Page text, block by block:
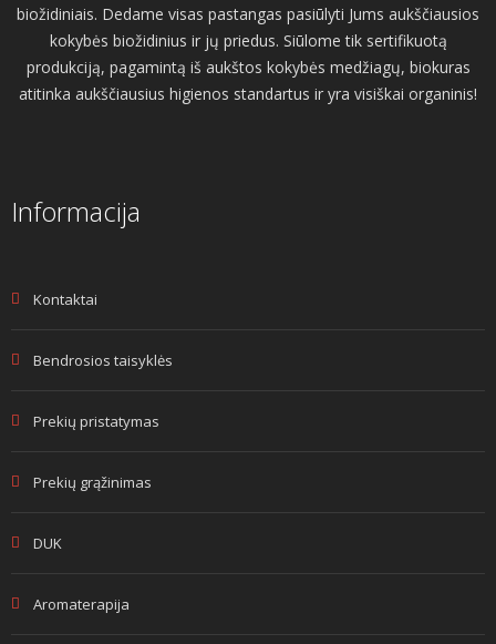
biožidiniais. Dedame visas pastangas pasiūlyti Jums aukščiausios
kokybės biožidinius ir jų priedus. Siūlome tik sertifikuotą
produkciją, pagamintą iš aukštos kokybės medžiagų, biokuras
atitinka aukščiausius higienos standartus ir yra visiškai organinis!
Informacija
Kontaktai
Bendrosios taisyklės
Prekių pristatymas
Prekių grąžinimas
DUK
Aromaterapija